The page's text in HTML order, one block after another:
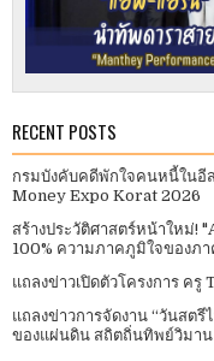
RECENT POSTS
กรมบังคับคดีพักใจคนหนี้ในอี
Money Expo Korat 2026
สร้างประวัติศาสตร์หน้าใหม่!
100% ความภาคภูมิใจของภา
แถลงข่าวเปิดตัวโครงการ ค
แถลงข่าวการจัดงาน “วันสต
ของแผ่นดิน สถิตถิ่นทิพย์วิมา